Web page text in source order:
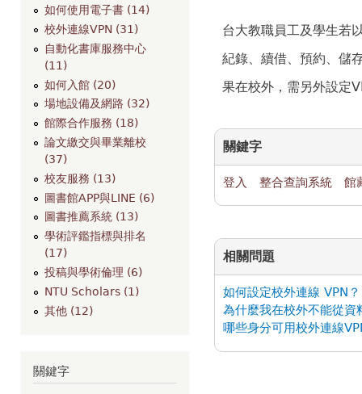
如何使用電子書 (14)
校外連線VPN (31)
自動化書庫服務中心
(11)
如何入館 (20)
場地設備及網路 (32)
館際合作服務 (18)
論文繳交與畢業離校
(37)
校友服務 (13)
圖書館APP與LINE (6)
圖書推薦系統 (13)
學術評鑑指標與排名
(17)
投稿與學術倫理 (6)
NTU Scholars (1)
其他 (12)
關鍵字
台大教職員工及學生若
紀錄、續借、預約、儲
果在校外，需另外設定
關鍵字
登入 整合查詢系統 館
相關問題
如何設定校外連線 VPN？
為什麼我在校外不能從資
哪些身分可用校外連線